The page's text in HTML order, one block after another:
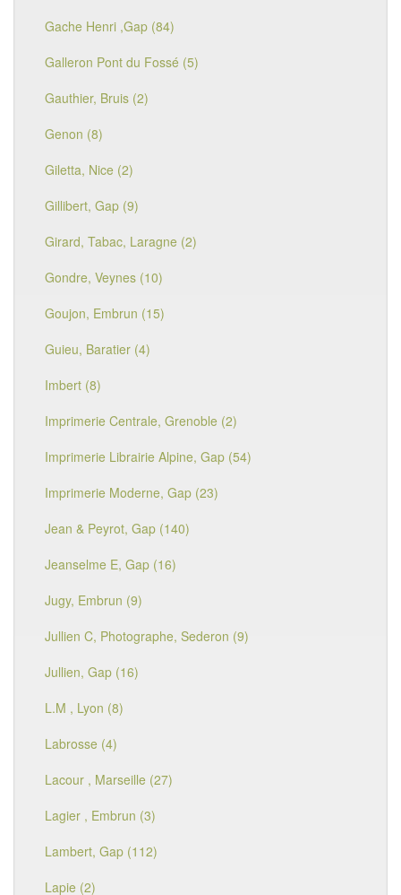
Gache Henri ,Gap (84)
Galleron Pont du Fossé (5)
Gauthier, Bruis (2)
Genon (8)
Giletta, Nice (2)
Gillibert, Gap (9)
Girard, Tabac, Laragne (2)
Gondre, Veynes (10)
Goujon, Embrun (15)
Guieu, Baratier (4)
Imbert (8)
Imprimerie Centrale, Grenoble (2)
Imprimerie Librairie Alpine, Gap (54)
Imprimerie Moderne, Gap (23)
Jean & Peyrot, Gap (140)
Jeanselme E, Gap (16)
Jugy, Embrun (9)
Jullien C, Photographe, Sederon (9)
Jullien, Gap (16)
L.M , Lyon (8)
Labrosse (4)
Lacour , Marseille (27)
Lagier , Embrun (3)
Lambert, Gap (112)
Lapie (2)